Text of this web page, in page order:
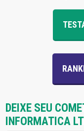
DEIXE SEU
INFORMATICA